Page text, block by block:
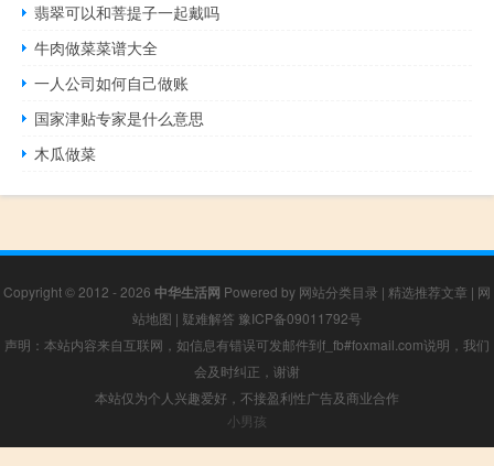
翡翠可以和菩提子一起戴吗
牛肉做菜菜谱大全
一人公司如何自己做账
国家津贴专家是什么意思
木瓜做菜
Copyright © 2012 - 2026 中华生活网 Powered by 网站分类目录 | 精选推荐文章 | 网
站地图 | 疑难解答 豫ICP备09011792号
声明：本站内容来自互联网，如信息有错误可发邮件到f_fb#foxmail.com说明，我们
会及时纠正，谢谢
本站仅为个人兴趣爱好，不接盈利性广告及商业合作
小男孩